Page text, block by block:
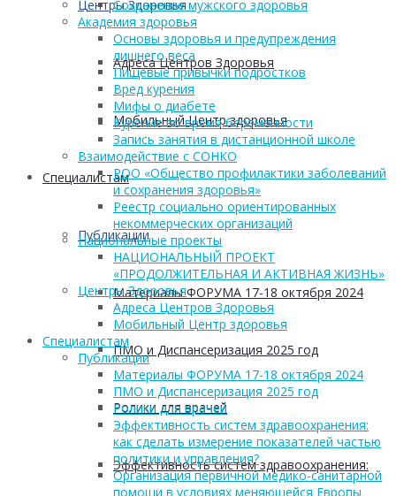
Центры Здоровья
Адреса Центров Здоровья
Мобильный Центр здоровья
Cпециалистам
Публикации
Материалы ФОРУМА 17-18 октября 2024
ПМО и Диспансеризация 2025 год
Ролики для врачей
Эффективность систем здравоохранения:
Сохранение мужского здоровья
Академия здоровья
Основы здоровья и предупреждения
лишнего веса
Пищевые привычки подростков
Вред курения
Мифы о диабете
Курение во время беременности
Запись занятия в дистанционной школе
Взаимодействие с СОНКО
РОО «Общество профилактики заболеваний
и сохранения здоровья»
Реестр социально ориентированных
некоммерческих организаций
Национальные проекты
НАЦИОНАЛЬНЫЙ ПРОЕКТ
«ПРОДОЛЖИТЕЛЬНАЯ И АКТИВНАЯ ЖИЗНЬ»
Центры Здоровья
Адреса Центров Здоровья
Мобильный Центр здоровья
Cпециалистам
Публикации
Материалы ФОРУМА 17-18 октября 2024
ПМО и Диспансеризация 2025 год
Ролики для врачей
Эффективность систем здравоохранения:
как сделать измерение показателей частью
политики и управления?
Организация первичной медико-санитарной
помощи в условиях меняющейся Европы